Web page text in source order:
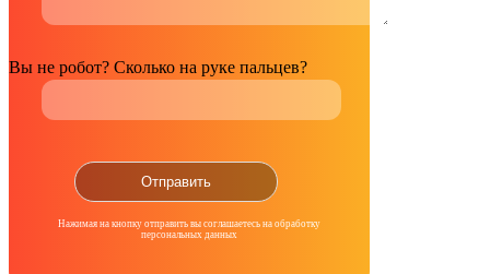
Вы не робот? Сколько на руке пальцев?
Нажимая на кнопку отправить вы соглашаетесь на обработку
персональных данных